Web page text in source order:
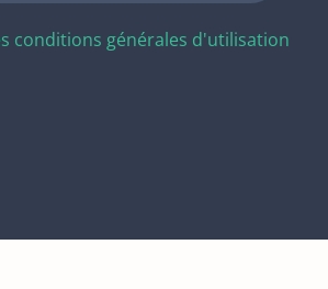
conditions générales d'utilisation